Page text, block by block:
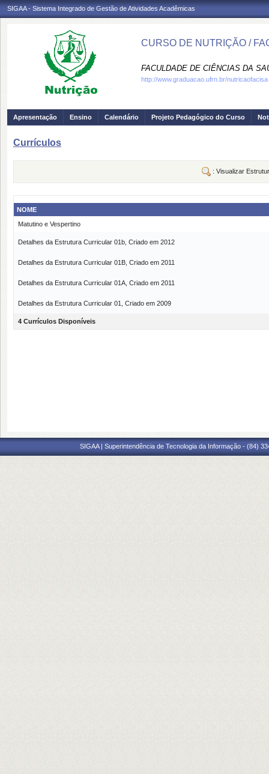
SIGAA - Sistema Integrado de Gestão de Atividades Acadêmicas
CURSO DE NUTRIÇÃO /
FACULDADE DE CIÊNCIAS DA
http://www.graduacao.ufrn.br/nutricaofacisa
Apresentação Ensino Calendário Projeto Pedagógico do Curso
Currículos
: Visualizar
NOME
Matutino e Vespertino
Detalhes da Estrutura Curricular 01b, Criado em 2012
Detalhes da Estrutura Curricular 01B, Criado em 2011
Detalhes da Estrutura Curricular 01A, Criado em 2011
Detalhes da Estrutura Curricular 01, Criado em 2009
4 Currículos Disponíveis
SIGAA | Superintendência de Tecnologia da Informação - (84)